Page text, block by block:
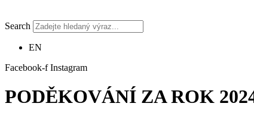
Search
EN
Facebook-f Instagram
PODĚKOVÁNÍ ZA ROK